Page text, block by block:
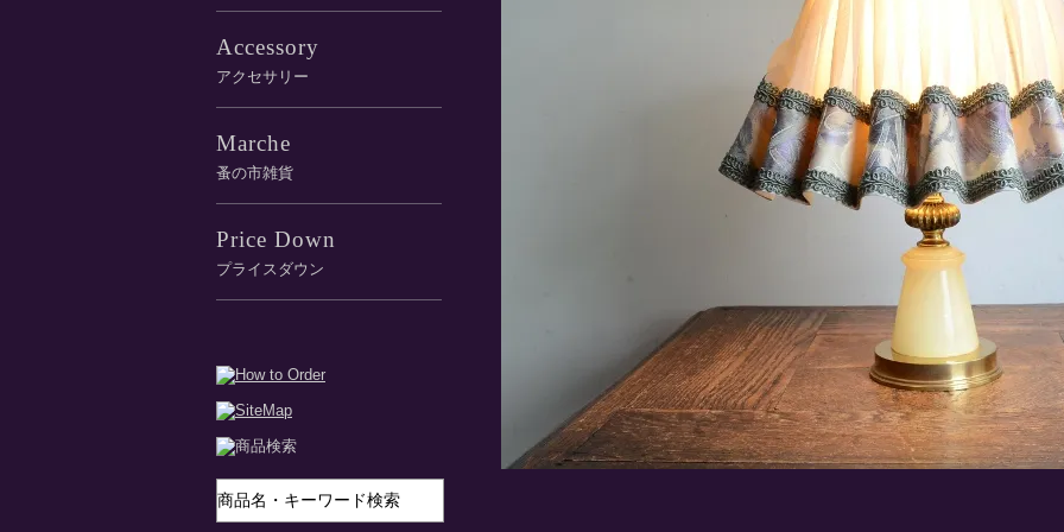
Accessory
アクセサリー
Marche
蚤の市雑貨
Price Down
プライスダウン